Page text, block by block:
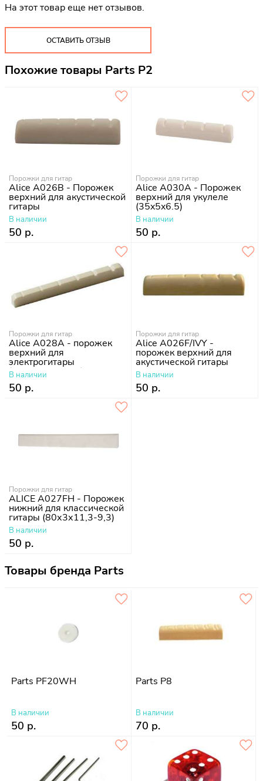
На этот товар еще нет отзывов.
ОСТАВИТЬ ОТЗЫВ
Похожие товары Parts P2
Порожки для гитар
Alice A026B - Порожек
верхний для акустической
гитары
В наличии
50 р.
Порожки для гитар
Alice A030A - Порожек
верхний для укулеле
(35x5x6.5)
В наличии
50 р.
Порожки для гитар
Alice A028A - порожек
верхний для
электрогитары
(43х3,4х4,6-3,8)
В наличии
50 р.
Порожки для гитар
Alice A026F/IVY -
порожек верхний для
акустической гитары
В наличии
50 р.
Порожки для гитар
ALICE A027FH - Порожек
нижний для классической
гитары (80х3х11,3-9,3)
В наличии
50 р.
Товары бренда Parts
Parts PF20WH
В наличии
50 р.
Parts P8
В наличии
70 р.